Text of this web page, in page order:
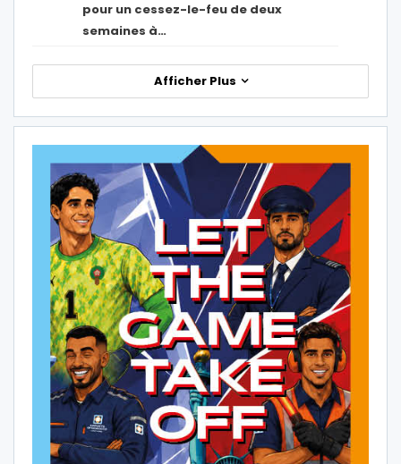
pour un cessez-le-feu de deux
semaines à…
Afficher Plus